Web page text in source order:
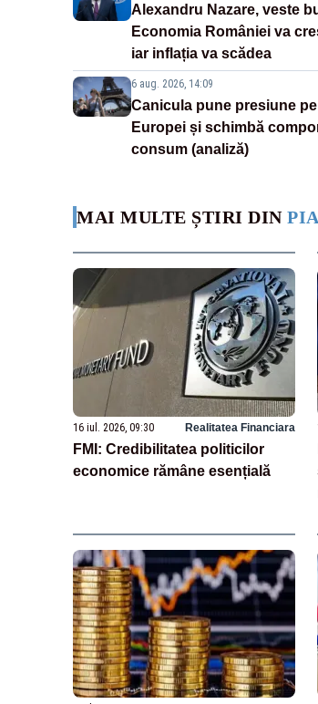
Alexandru Nazare, veste
Economia României va
iar inflația va scădea
6 aug. 2026, 14:09
Canicula pune presiune
Europei și schimbă
consum (analiză)
MAI MULTE ȘTIRI DIN
16 iul. 2026, 09:30 Realitatea Financiara
FMI: Credibilitatea politicilor
economice rămâne esențială